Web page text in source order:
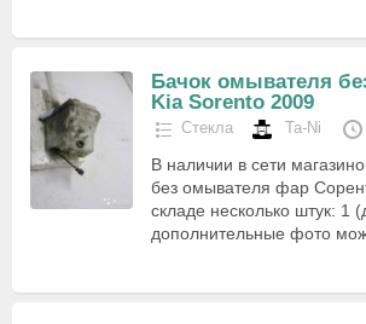
Бачок омывателя
Kia Sorento 2009
Стекла Ta-Ni
В наличии в сети
без омывателя фар
складе несколько штук: 1
дополнительные фото